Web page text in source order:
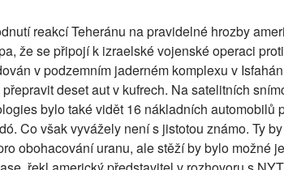
reakcí Teheránu na pravidelné hrozby
že se připojí k izraelské vojenské operaci
v podzemním jaderném komplexu v
deset aut v kufrech. Na satelitních
bylo také vidět 16 nákladních automobilů
Co však vyvážely není s jistotou známo. Ty
obohacování uranu, ale stěží by bylo možné